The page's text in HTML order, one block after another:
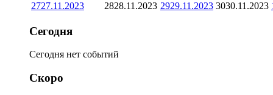
2727.11.2023 2828.11.2023 2929.11.2023 3030.11.2023
Сегодня
Сегодня нет событий
Скоро